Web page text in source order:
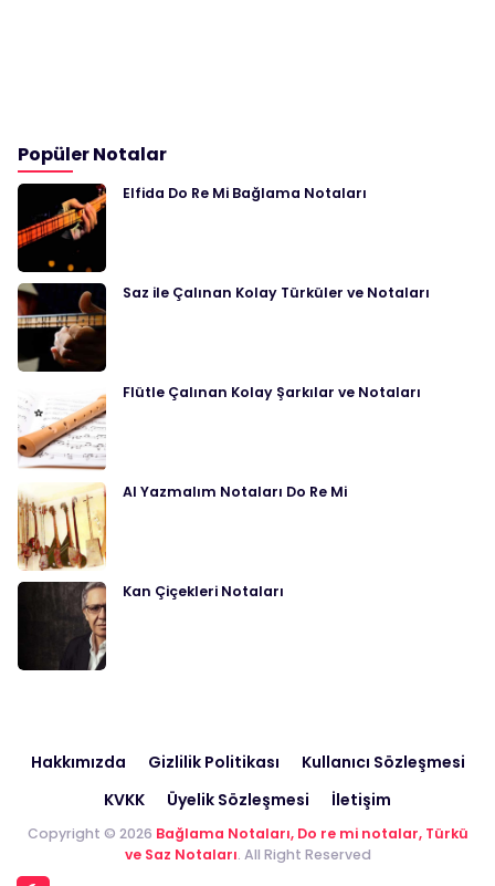
Popüler Notalar
Elfida Do Re Mi Bağlama Notaları
Saz ile Çalınan Kolay Türküler ve Notaları
Flütle Çalınan Kolay Şarkılar ve Notaları
Al Yazmalım Notaları Do Re Mi
Kan Çiçekleri Notaları
Hakkımızda Gizlilik Politikası
Kullanıcı Sözleşmesi
KVKK
Üyelik Sözleşmesi İletişim
Copyright © 2026 Bağlama Notaları, Do re mi notalar, Türkü
ve Saz Notaları. All Right Reserved